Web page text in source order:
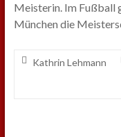
Meisterin. Im Fußball
München die
Kathrin Lehmann